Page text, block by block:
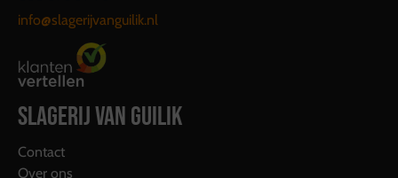
info@slagerijvanguilik.nl
SLAGERIJ VAN GUILIK
Contact
Over ons